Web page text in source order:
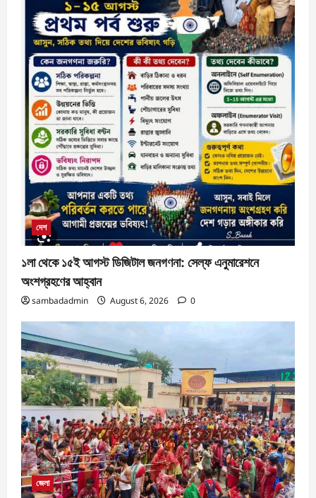
দেশ
১লা থেকে ১৫ই আগস্ট ডিজিটাল জনগণনা: সেল্ফ এনুমারেশনে
অংশগ্রহণের আহ্বান
sambadadmin August 6, 2026 0
জেলা